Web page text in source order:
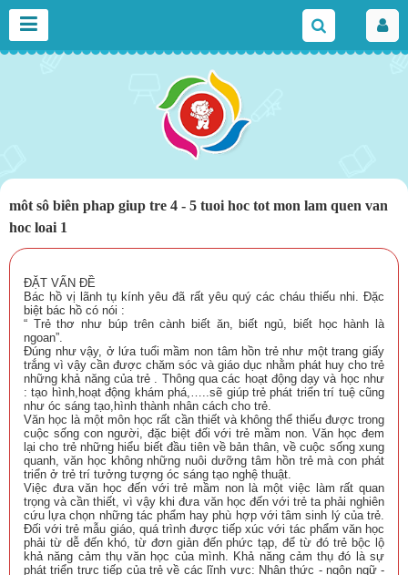
môt sô biên phap giup tre 4 - 5 tuoi hoc tot mon lam quen van
hoc loai 1
ĐẶT VẤN ĐỀ
Bác hồ vị lãnh tụ kính yêu đã rất yêu quý các cháu thiếu nhi. Đặc
biệt bác hồ có nói :
“ Trẻ thơ như búp trên cành biết ăn, biết ngủ, biết học hành là
ngoan”.
Đúng như vậy, ở lứa tuổi mầm non tâm hồn trẻ như một trang giấy
trắng vì vậy cần được chăm sóc và giáo dục nhằm phát huy cho trẻ
những khả năng của trẻ . Thông qua các hoạt động dạy và học như
: tạo hình,hoạt động khám phá,…..sẽ giúp trẻ phát triển trí tuệ cũng
như óc sáng tạo,hình thành nhân cách cho trẻ.
Văn học là một môn học rất cần thiết và không thể thiếu được trong
cuộc sống con người, đặc biệt đối với trẻ mầm non. Văn học đem
lại cho trẻ những hiểu biết đầu tiên về bản thân, về cuộc sống xung
quanh, văn học không những nuôi dưỡng tâm hồn trẻ mà con phát
triển ở trẻ trí tưởng tượng óc sáng tạo nghệ thuật.
Việc đưa văn học đến với trẻ mầm non là một việc làm rất quan
trọng và cần thiết, vì vậy khi đưa văn học đến với trẻ ta phải nghiên
cứu lựa chọn những tác phẩm hay phù hợp với tâm sinh lý của trẻ.
Đối với trẻ mẫu giáo, quá trình được tiếp xúc với tác phẩm văn học
phải từ dễ đến khó, từ đơn giản đến phức tạp, để từ đó trẻ bộc lộ
khả năng cảm thụ văn học của mình. Khả năng cảm thụ đó là sự
phát triển trực tiếp của trẻ về các lĩnh vực: Nhận thức - ngôn ngữ -